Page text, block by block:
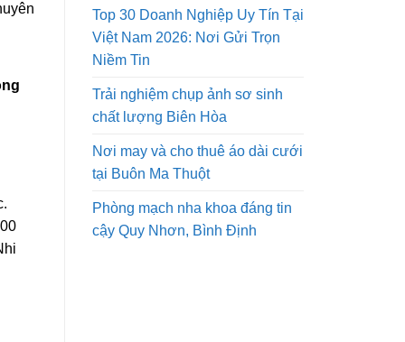
Top 30 Doanh Nghiệp Uy Tín Tại
Việt Nam 2026: Nơi Gửi Trọn
Niềm Tin
Trải nghiệm chụp ảnh sơ sinh
chất lượng Biên Hòa
Nơi may và cho thuê áo dài cưới
tại Buôn Ma Thuột
Phòng mạch nha khoa đáng tin
cậy Quy Nhơn, Bình Định